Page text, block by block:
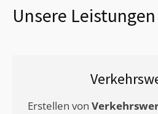
Unsere
Erstellen von